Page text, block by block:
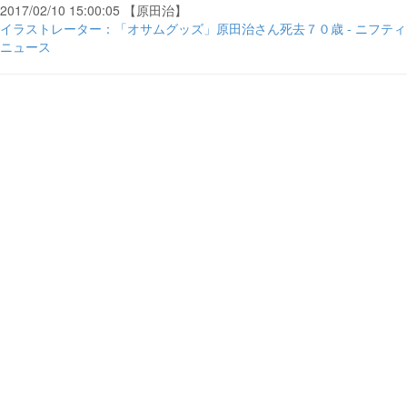
2017/02/10 15:00:05 【原田治】
イラストレーター：「オサムグッズ」原田治さん死去７０歳 - ニフティ
ニュース